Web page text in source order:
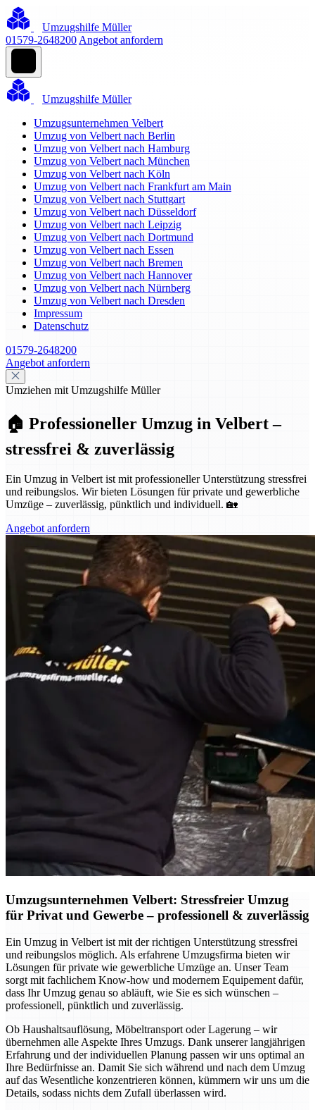
Umzugshilfe Müller
01579-2648200 Angebot anfordern
Umzugshilfe Müller
Umzugsunternehmen Velbert
Umzug von Velbert nach Berlin
Umzug von Velbert nach Hamburg
Umzug von Velbert nach München
Umzug von Velbert nach Köln
Umzug von Velbert nach Frankfurt am Main
Umzug von Velbert nach Stuttgart
Umzug von Velbert nach Düsseldorf
Umzug von Velbert nach Leipzig
Umzug von Velbert nach Dortmund
Umzug von Velbert nach Essen
Umzug von Velbert nach Bremen
Umzug von Velbert nach Hannover
Umzug von Velbert nach Nürnberg
Umzug von Velbert nach Dresden
Impressum
Datenschutz
01579-2648200
Angebot anfordern
Umziehen mit Umzugshilfe Müller
🏠 Professioneller Umzug in Velbert –
stressfrei & zuverlässig
Ein Umzug in Velbert ist mit professioneller Unterstützung stressfrei
und reibungslos. Wir bieten Lösungen für private und gewerbliche
Umzüge – zuverlässig, pünktlich und individuell. 🏡
Angebot anfordern
Umzugsunternehmen Velbert: Stressfreier Umzug
für Privat und Gewerbe – professionell & zuverlässig
Ein Umzug in Velbert ist mit der richtigen Unterstützung stressfrei
und reibungslos möglich. Als erfahrene Umzugsfirma bieten wir
Lösungen für private wie gewerbliche Umzüge an. Unser Team
sorgt mit fachlichem Know-how und modernem Equipement dafür,
dass Ihr Umzug genau so abläuft, wie Sie es sich wünschen –
professionell, pünktlich und zuverlässig.
Ob Haushaltsauflösung, Möbeltransport oder Lagerung – wir
übernehmen alle Aspekte Ihres Umzugs. Dank unserer langjährigen
Erfahrung und der individuellen Planung passen wir uns optimal an
Ihre Bedürfnisse an. Damit Sie sich während und nach dem Umzug
auf das Wesentliche konzentrieren können, kümmern wir uns um die
Details, sodass nichts dem Zufall überlassen wird.